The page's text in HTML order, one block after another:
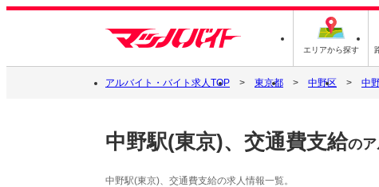
エリアから探す
アルバイト・バイト求人TOP 東京都 中野区 中
中野駅(東京)、交通費支給の
中野駅(東京)、交通費支給の求人情報一覧。